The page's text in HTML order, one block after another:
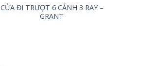
CỬA ĐI TRƯỢT 6 CÁNH 3 RAY –
GRANT